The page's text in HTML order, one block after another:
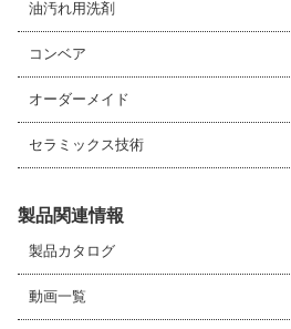
油汚れ用洗剤
コンベア
オーダーメイド
セラミックス技術
製品関連情報
製品カタログ
動画一覧